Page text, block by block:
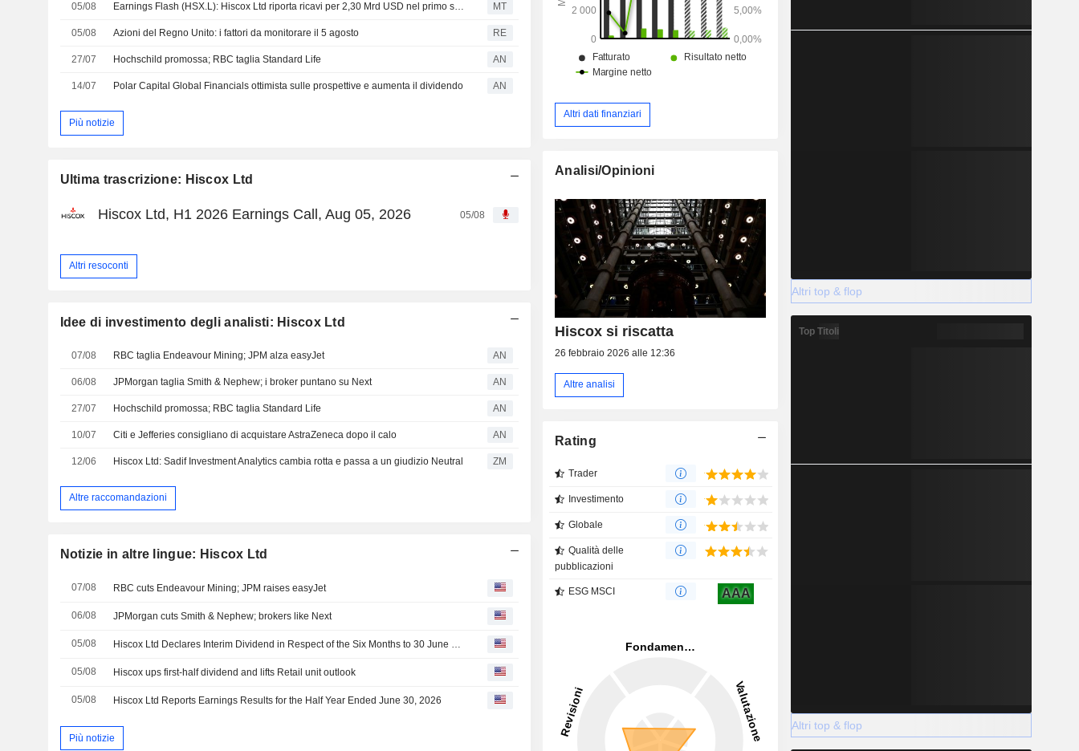
05/08 Earnings Flash (HSX.L): Hiscox Ltd riporta ricavi per 2,30 Mrd USD nel primo semestre MT
05/08 Azioni del Regno Unito: i fattori da monitorare il 5 agosto RE
27/07 Hochschild promossa; RBC taglia Standard Life AN
14/07 Polar Capital Global Financials ottimista sulle prospettive e aumenta il dividendo AN
Più notizie
Ultima trascrizione: Hiscox Ltd
Hiscox Ltd, H1 2026 Earnings Call, Aug 05, 2026 05/08
Altri resoconti
Idee di investimento degli analisti: Hiscox Ltd
07/08 RBC taglia Endeavour Mining; JPM alza easyJet AN
06/08 JPMorgan taglia Smith & Nephew; i broker puntano su Next AN
27/07 Hochschild promossa; RBC taglia Standard Life AN
10/07 Citi e Jefferies consigliano di acquistare AstraZeneca dopo il calo AN
12/06 Hiscox Ltd: Sadif Investment Analytics cambia rotta e passa a un giudizio Neutral ZM
Altre raccomandazioni
Notizie in altre lingue: Hiscox Ltd
07/08 RBC cuts Endeavour Mining; JPM raises easyJet
06/08 JPMorgan cuts Smith & Nephew; brokers like Next
05/08 Hiscox Ltd Declares Interim Dividend in Respect of the Six Months to 30 June 2026, Payable on 21 September 2026
05/08 Hiscox ups first-half dividend and lifts Retail unit outlook
05/08 Hiscox Ltd Reports Earnings Results for the Half Year Ended June 30, 2026
Più notizie
Altri dati finanziari
Analisi/Opinioni
Hiscox si riscatta
26 febbraio 2026 alle 12:36
Altre analisi
Rating
Trader
Investimento
Globale
Qualità delle
pubblicazioni
ESG MSCI AAA
Altri top & flop
Top Titoli
Altri top & flop